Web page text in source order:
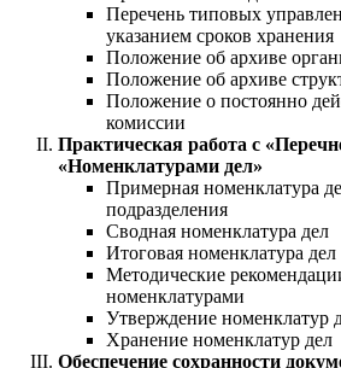
Перечень типовых
указанием сроков хранения
Положение об архиве
Положение об архиве
Положение о постоянно
комиссии
Практическая работа с
«Номенклатурами дел»
Примерная номенклатура
подразделения
Сводная номенклатура дел
Итоговая номенклатура дел
Методические
номенклатурами
Утверждение номенклатур
Хранение номенклатур дел
Обеспечение сохранности